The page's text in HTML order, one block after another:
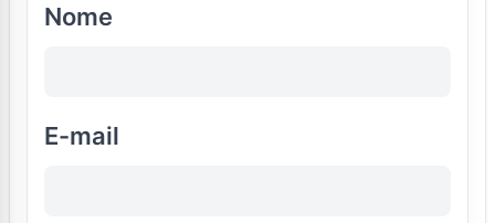
Nome
E-mail